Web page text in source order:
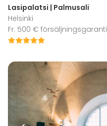
Lasipalatsi | Palmusali
Helsinki
Fr. 500 € försäljningsgaranti